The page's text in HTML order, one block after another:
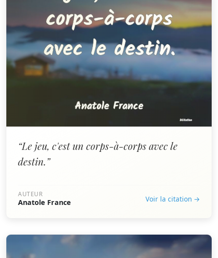
“Le jeu, c'est un corps-à-corps avec le
destin.”
AUTEUR
Anatole France Voir la citation →